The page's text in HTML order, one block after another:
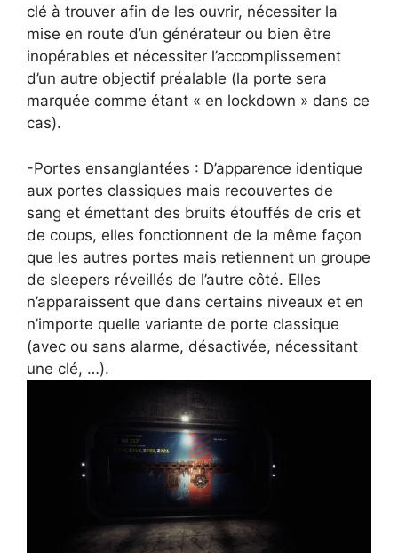
clé à trouver afin de les ouvrir, nécessiter la
mise en route d’un générateur ou bien être
inopérables et nécessiter l’accomplissement
d’un autre objectif préalable (la porte sera
marquée comme étant « en lockdown » dans ce
cas).
-Portes ensanglantées : D’apparence identique
aux portes classiques mais recouvertes de
sang et émettant des bruits étouffés de cris et
de coups, elles fonctionnent de la même façon
que les autres portes mais retiennent un groupe
de sleepers réveillés de l’autre côté. Elles
n’apparaissent que dans certains niveaux et en
n’importe quelle variante de porte classique
(avec ou sans alarme, désactivée, nécessitant
une clé, …).